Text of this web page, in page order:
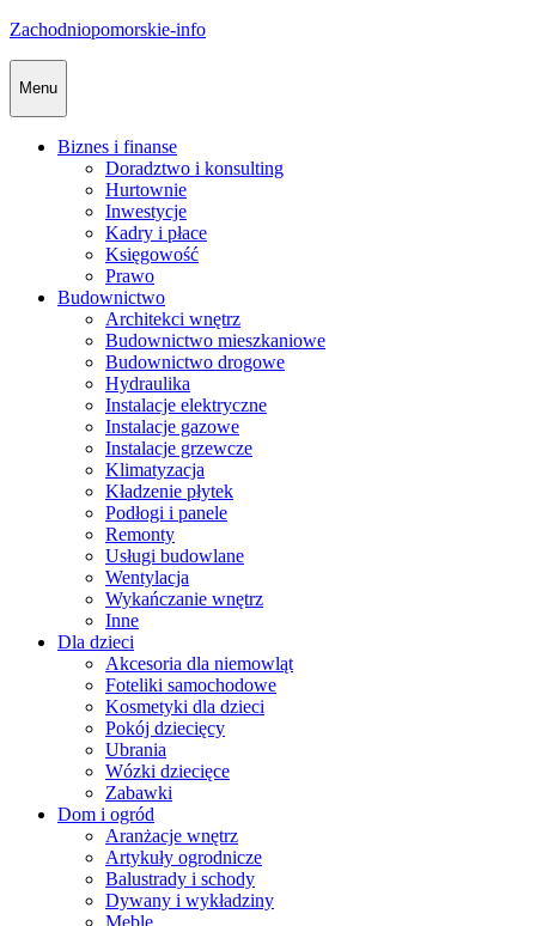
Skip
Zachodniopomorskie-info
Menu
Biznes i finanse
Doradztwo i konsulting
Hurtownie
Inwestycje
Kadry i płace
Księgowość
Prawo
Budownictwo
Architekci wnętrz
Budownictwo mieszkaniowe
Budownictwo drogowe
Hydraulika
Instalacje elektryczne
Instalacje gazowe
Instalacje grzewcze
Klimatyzacja
Kładzenie płytek
Podłogi i panele
Remonty
Usługi budowlane
Wentylacja
Wykańczanie wnętrz
Inne
Dla dzieci
Akcesoria dla niemowląt
Foteliki samochodowe
Kosmetyki dla dzieci
Pokój dziecięcy
Ubrania
Wózki dziecięce
Zabawki
Dom i ogród
Aranżacje wnętrz
Artykuły ogrodnicze
Balustrady i schody
Dywany i wykładziny
Meble